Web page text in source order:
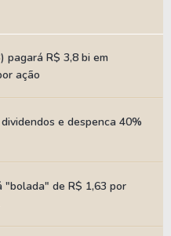
pagará R$ 3,8 bi em
ação
e despenca 40%
"bolada" de R$ 1,63 por